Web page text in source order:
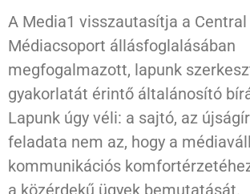
A Media1 visszautasítja a Central
Médiacsoport állásfoglalásában
megfogalmazott, lapunk
gyakorlatát érintő általánosító
Lapunk úgy véli: a sajtó, az
feladata nem az, hogy a
kommunikációs
a közérdekű ügyek bemutatását.